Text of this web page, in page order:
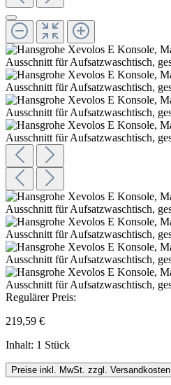
Regulärer Preis:
219,59 €
Inhalt: 1 Stück
Preise inkl. MwSt. zzgl. Versandkosten